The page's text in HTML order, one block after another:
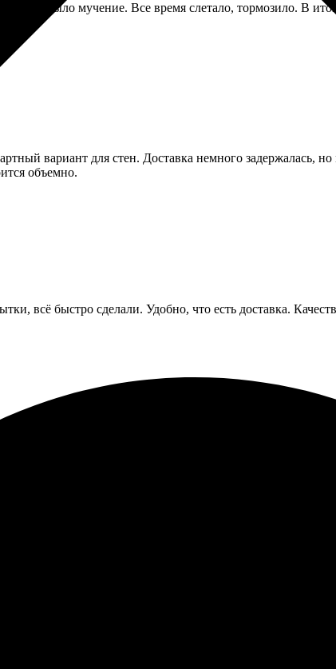
это было мучение. Все время слетало, тормозило. В
вариант для стен. Доставка немного задержалась,
объемно.
всё быстро сделали. Удобно, что есть доставка.
на высоте, цвета яркие и насыщенные. Доставка в
ответила на все вопросы. Результатом довольна, буду
радовал! Открытки получились яркими и